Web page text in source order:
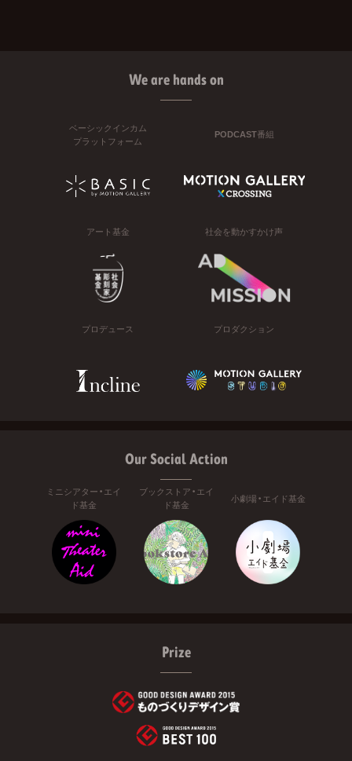
We are hands on
ベーシックインカム
プラットフォーム
PODCAST番組
アート基金 社会を動かすかけ声
プロデュース プロダクション
Our Social Action
ミニシアター・エイ
ド基金
ブックストア・エイ
ド基金
小劇場・エイド基金
Prize